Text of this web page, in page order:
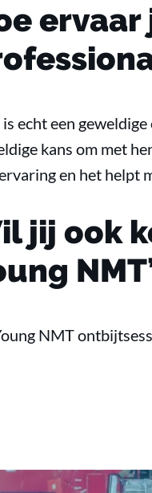
is echt een
kans om met
en het helpt
jij ook
NMT